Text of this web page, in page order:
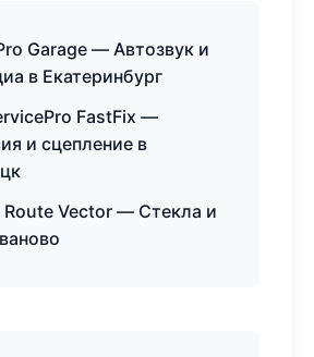
Garage — Автозвук и
в Екатеринбург
FastFix —
и сцепление в
Route Vector — Стекла и